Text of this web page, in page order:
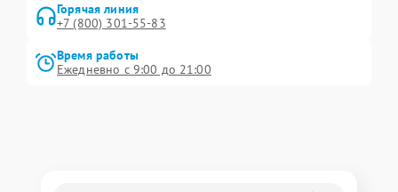
Горячая линия
+7 (800) 301-55-83
Время работы
Ежедневно с 9:00 до 21:00